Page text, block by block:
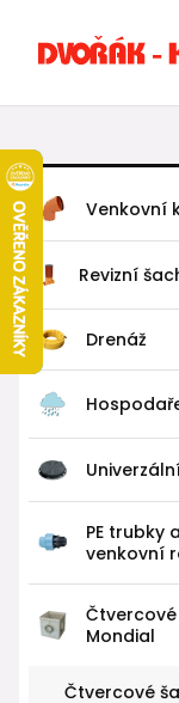
Venkovní
Revizní
Drenáž
PE trubky
venkovní
Mondial
Čtvercové